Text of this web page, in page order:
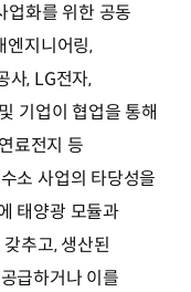
업화를 위한 공동
엔지니어링,
사, LG전자,
기업이 협업을 통해
료전지 등
소 사업의 타당성을
태양광 모듈과
추고, 생산된
급하거나 이를